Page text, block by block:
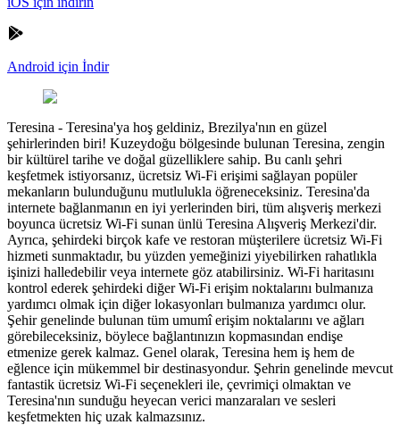
Android için İndir
Teresina - Teresina'ya hoş geldiniz, Brezilya'nın en güzel
şehirlerinden biri! Kuzeydoğu bölgesinde bulunan Teresina, zengin
bir kültürel tarihe ve doğal güzelliklere sahip. Bu canlı şehri
keşfetmek istiyorsanız, ücretsiz Wi-Fi erişimi sağlayan popüler
mekanların bulunduğunu mutlulukla öğreneceksiniz. Teresina'da
internete bağlanmanın en iyi yerlerinden biri, tüm alışveriş merkezi
boyunca ücretsiz Wi-Fi sunan ünlü Teresina Alışveriş Merkezi'dir.
Ayrıca, şehirdeki birçok kafe ve restoran müşterilere ücretsiz Wi-Fi
hizmeti sunmaktadır, bu yüzden yemeğinizi yiyebilirken rahatlıkla
işinizi halledebilir veya internete göz atabilirsiniz. Wi-Fi haritasını
kontrol ederek şehirdeki diğer Wi-Fi erişim noktalarını bulmanıza
yardımcı olmak için diğer lokasyonları bulmanıza yardımcı olur.
Şehir genelinde bulunan tüm umumî erişim noktalarını ve ağları
görebileceksiniz, böylece bağlantınızın kopmasından endişe
etmenize gerek kalmaz. Genel olarak, Teresina hem iş hem de
eğlence için mükemmel bir destinasyondur. Şehrin genelinde mevcut
fantastik ücretsiz Wi-Fi seçenekleri ile, çevrimiçi olmaktan ve
Teresina'nın sunduğu heyecan verici manzaraları ve sesleri
keşfetmekten hiç uzak kalmazsınız.